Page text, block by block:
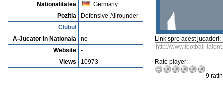
Nationalitatea
Germany
Pozitia
Defensive-Allrounder
Clubul
A-Jucator In Nationala
no
Website
-
Views
10973
Link spre acest jucadori:
Rate player:
9